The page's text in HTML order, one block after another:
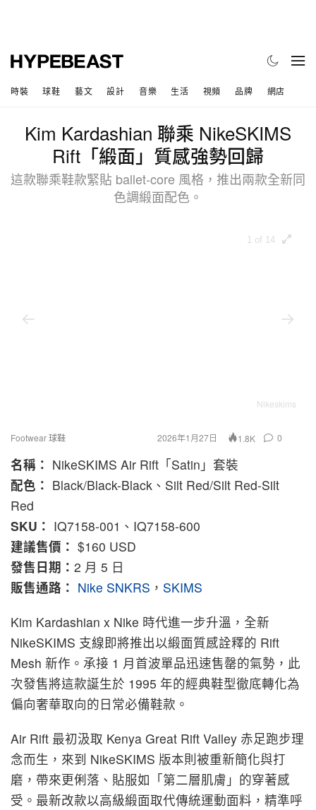
時裝 球鞋 藝文 設計 音樂 生活 視頻 品牌 網店
Kim Kardashian 聯乘 NikeSKIMS
Rift「緞面」質感強勢回歸
這款聯乘鞋款緊貼 ballet-core 風格，推出兩款全新同
色調緞面配色。
1 of 14
Nikeskims
Footwear 球鞋 2026年1月27日 1.8K 0
名稱： NikeSKIMS Air Rift「Satin」套裝
配色： Black/Black-Black、Silt Red/Silt Red-Silt
Red
SKU： IQ7158-001、IQ7158-600
建議售價： $160 USD
發售日期： 2 月 5 日
販售通路： Nike SNKRS ， SKIMS
Kim Kardashian x Nike 時代進一步升溫，全新
NikeSKIMS 支線即將推出以緞面質感詮釋的 Rift
Mesh 新作。承接 1 月首波單品迅速售罄的氣勢，此
次發售將這款誕生於 1995 年的經典鞋型徹底轉化為
偏向奢華取向的日常必備鞋款。
Air Rift 最初汲取 Kenya Great Rift Valley 赤足跑步理
念而生，來到 NikeSKIMS 版本則被重新簡化與打
磨，帶來更俐落、貼服如「第二層肌膚」的穿著感
受。最新改款以高級緞面取代傳統運動面料，精準呼